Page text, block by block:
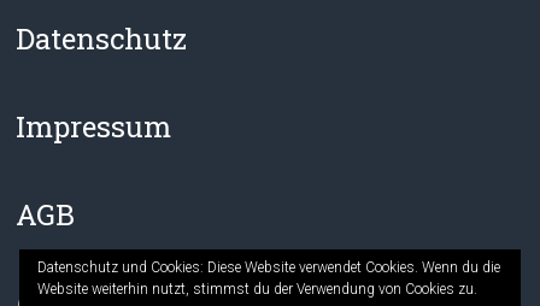
Datenschutz
Impressum
AGB
Datenschutz und Cookies: Diese Website verwendet Cookies. Wenn du die
Website weiterhin nutzt, stimmst du der Verwendung von Cookies zu.